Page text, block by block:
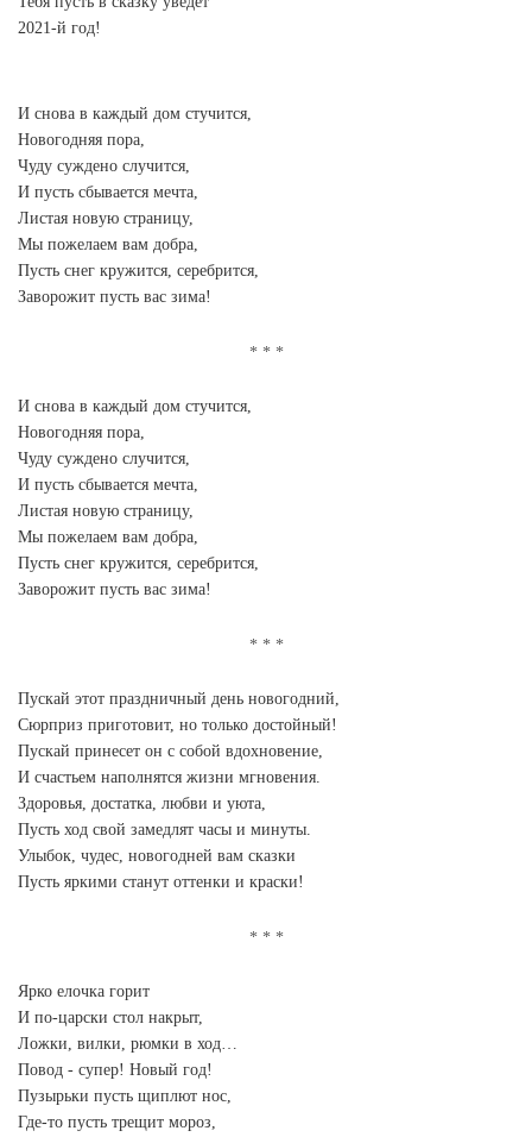
2021-й год!
И снова в каждый дом стучится,
Новогодняя пора,
Чуду суждено случится,
И пусть сбывается мечта,
Листая новую страницу,
Мы пожелаем вам добра,
Пусть снег кружится, серебрится,
Заворожит пусть вас зима!
И снова в каждый дом стучится,
Новогодняя пора,
Чуду суждено случится,
И пусть сбывается мечта,
Листая новую страницу,
Мы пожелаем вам добра,
Пусть снег кружится, серебрится,
Заворожит пусть вас зима!
Пускай этот праздничный день новогодний,
Сюрприз приготовит, но только достойный!
Пускай принесет он с собой вдохновение,
И счастьем наполнятся жизни мгновения.
Здоровья, достатка, любви и уюта,
Пусть ход свой замедлят часы и минуты.
Улыбок, чудес, новогодней вам сказки
Пусть яркими станут оттенки и краски!
Ярко елочка горит
И по-царски стол накрыт,
Ложки, вилки, рюмки в ход…
Повод - супер! Новый год!
Пузырьки пусть щиплют нос,
Где-то пусть трещит мороз,